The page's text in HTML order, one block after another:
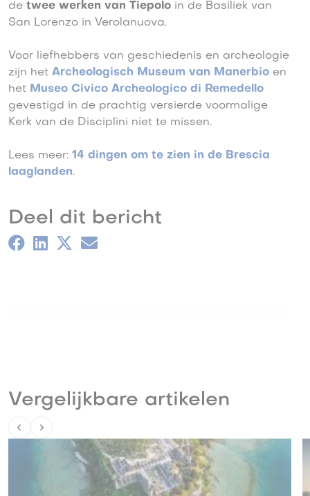
de twee werken van Tiepolo in de Basiliek van
San Lorenzo in Verolanuova.
Voor liefhebbers van geschiedenis en archeologie
zijn het Archeologisch Museum van Manerbio en
het Museo Civico Archeologico di Remedello
gevestigd in de prachtig versierde voormalige
Kerk van de Disciplini niet te missen.
Lees meer: 14 dingen om te zien in de Brescia
laaglanden.
Deel dit bericht
Vergelijkbare artikelen